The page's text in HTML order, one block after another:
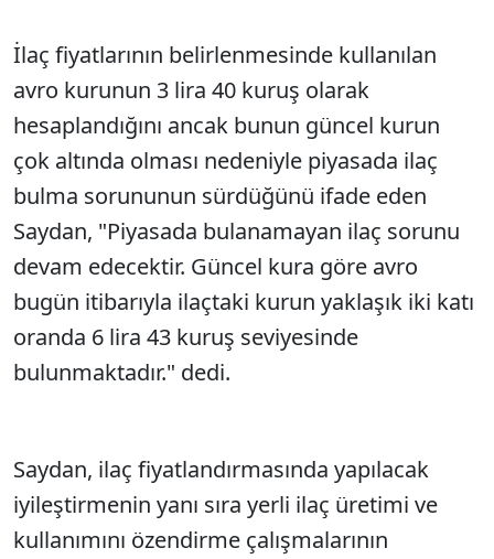
İlaç fiyatlarının belirlenmesinde kullanılan
avro kurunun 3 lira 40 kuruş olarak
hesaplandığını ancak bunun güncel kurun
çok altında olması nedeniyle piyasada ilaç
bulma sorununun sürdüğünü ifade eden
Saydan, "Piyasada bulanamayan ilaç sorunu
devam edecektir. Güncel kura göre avro
bugün itibarıyla ilaçtaki kurun yaklaşık iki katı
oranda 6 lira 43 kuruş seviyesinde
bulunmaktadır." dedi.
Saydan, ilaç fiyatlandırmasında yapılacak
iyileştirmenin yanı sıra yerli ilaç üretimi ve
kullanımını özendirme çalışmalarının